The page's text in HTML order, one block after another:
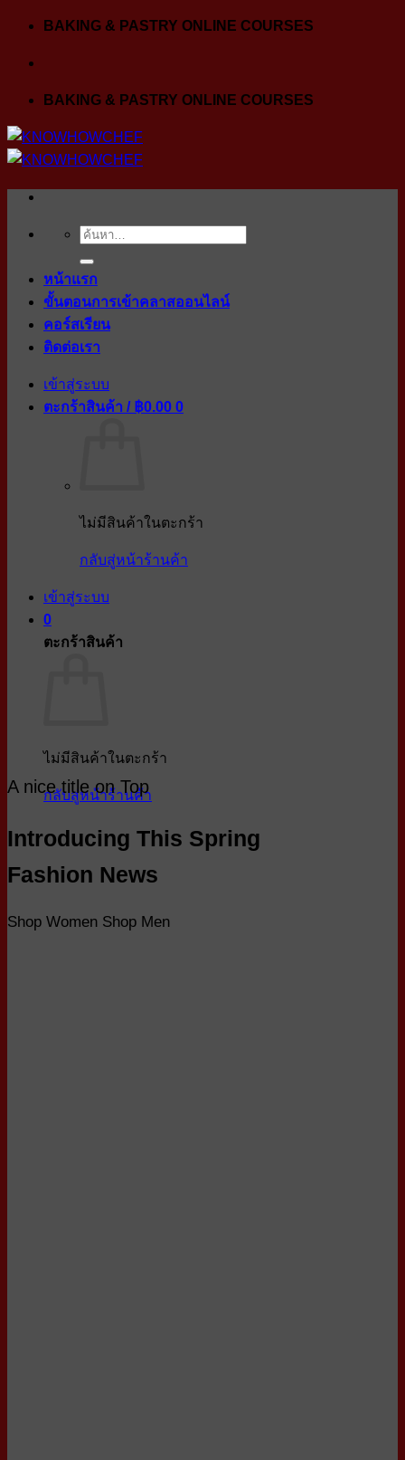
Skip
content
BAKING & PASTRY ONLINE COURSES
BAKING & PASTRY ONLINE COURSES
ค้นหา:
หน้าแรก
ขั้นตอนการเข้าคลาสออนไลน์
คอร์สเรียน
ติดต่อเรา
เข้าสู่ระบบ
ตะกร้าสินค้า / ฿0.00 0
ไม่มีสินค้าในตะกร้า
กลับสู่หน้าร้านค้า
เข้าสู่ระบบ
0
ตะกร้าสินค้า
ไม่มีสินค้าในตะกร้า
กลับสู่หน้าร้านค้า
A nice title on Top
Introducing This Spring
Fashion News
Shop Women Shop Men